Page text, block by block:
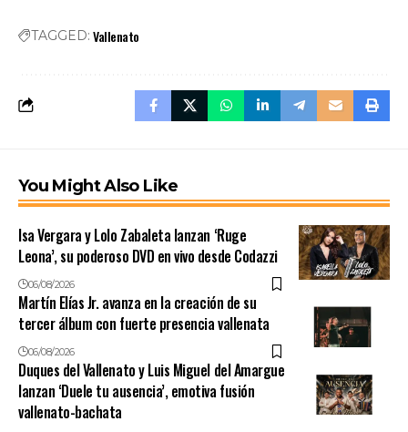
TAGGED: Vallenato
You Might Also Like
Isa Vergara y Lolo Zabaleta lanzan ‘Ruge
Leona’, su poderoso DVD en vivo desde Codazzi
06/08/2026
Martín Elías Jr. avanza en la creación de su
tercer álbum con fuerte presencia vallenata
06/08/2026
Duques del Vallenato y Luis Miguel del Amargue
lanzan ‘Duele tu ausencia’, emotiva fusión
vallenato-bachata